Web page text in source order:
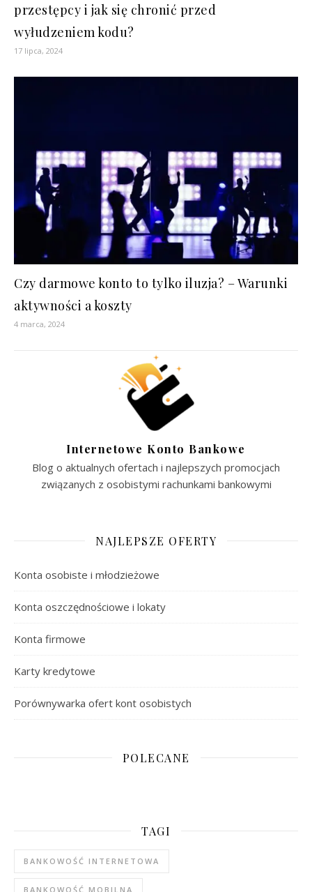
przestępcy i jak się chronić przed
wyłudzeniem kodu?
17 lipca, 2024
Czy darmowe konto to tylko iluzja? – Warunki
aktywności a koszty
4 marca, 2024
Internetowe Konto Bankowe
Blog o aktualnych ofertach i najlepszych promocjach
związanych z osobistymi rachunkami bankowymi
NAJLEPSZE OFERTY
Konta osobiste i młodzieżowe
Konta oszczędnościowe i lokaty
Konta firmowe
Karty kredytowe
Porównywarka ofert kont osobistych
POLECANE
TAGI
BANKOWOŚĆ INTERNETOWA
BANKOWOŚĆ MOBILNA